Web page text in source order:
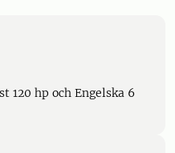
120 hp och Engelska 6